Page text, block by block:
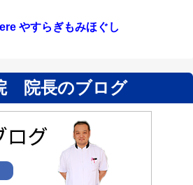
やすらぎもみほぐし
院長のブログ